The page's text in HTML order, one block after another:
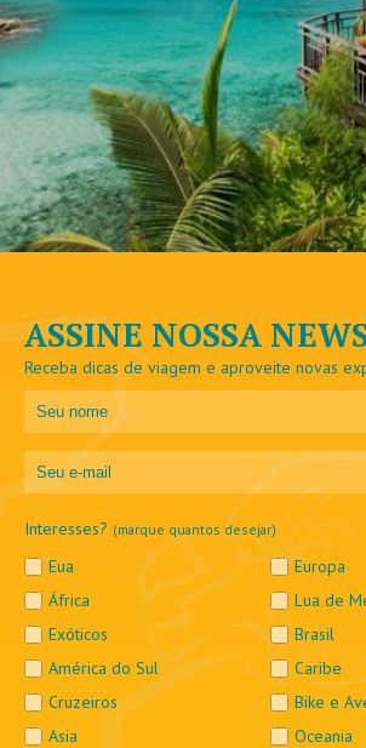
ASSINE NOSSA
Receba dicas de viagem e aproveite novas
Interesses? (marque quantos desejar)
Eua
Europa
África
Lua de
Exóticos
Brasil
América do Sul
Caribe
Cruzeiros
Bike e
Asia
Oceania